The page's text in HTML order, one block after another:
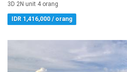
3D 2N unit 4 orang
IDR 1,416,000 / orang